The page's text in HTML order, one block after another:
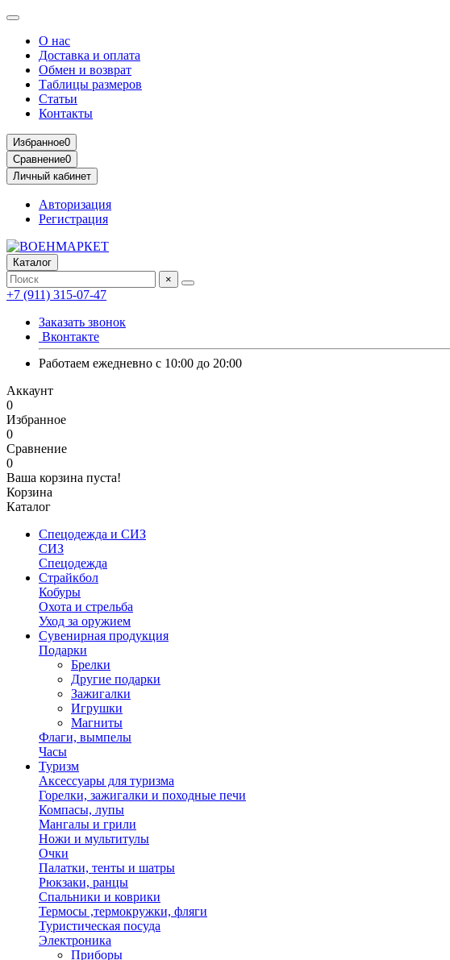
О нас
Доставка и оплата
Обмен и возврат
Таблицы размеров
Статьи
Контакты
Избранное0
Сравнение0
Личный кабинет
Авторизация
Регистрация
Каталог
×
+7 (911) 315-07-47
Заказать звонок
Вконтакте
Работаем ежедневно с 10:00 до 20:00
Аккаунт
0
Избранное
0
Сравнение
0
Ваша корзина пуста!
Корзина
Каталог
Спецодежда и СИЗ
СИЗ
Спецодежда
Страйкбол
Кобуры
Охота и стрельба
Уход за оружием
Сувенирная продукция
Подарки
Брелки
Другие подарки
Зажигалки
Игрушки
Магниты
Флаги, вымпелы
Часы
Туризм
Аксессуары для туризма
Горелки, зажигалки и походные печи
Компасы, лупы
Мангалы и грили
Ножи и мультитулы
Очки
Палатки, тенты и шатры
Рюкзаки, ранцы
Спальники и коврики
Термосы ,термокружки, фляги
Туристическая посуда
Электроника
Приборы